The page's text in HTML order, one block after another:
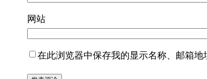
网站
在此浏览器中保存我的显示名称、邮箱地